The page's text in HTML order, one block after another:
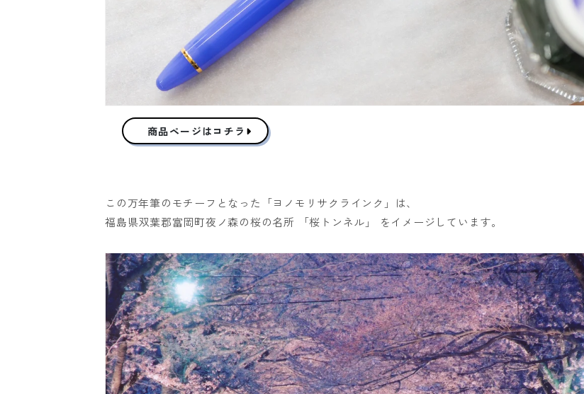
商品ページはコチラ
この万年筆のモチーフとなった「ヨノモリサクラインク」は、
福島県双葉郡富岡町夜ノ森の桜の名所 「桜トンネル」 をイメージしています。